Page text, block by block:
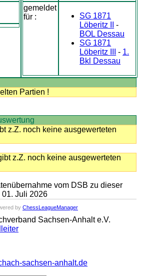
gemeldet
für :
SG 1871
Löberitz II
-
BOL Dessau
SG 1871
Löberitz III
- 1.
Bkl Dessau
Partien !
z.Z. noch keine ausgewerteten
z.Z. noch keine ausgewerteten
vom DSB zu dieser
01. Juli 2026
by ChessLeagueManager
Sachsen-Anhalt e.V.
sachsen-anhalt.de